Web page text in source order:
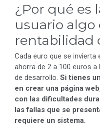
¿Por qué es
usuario algo
rentabilidad
Cada euro que se
ahorra de 2 a 100 euros
de desarrollo. Si tienes
en crear una página
con las dificultades
las fallas que se
requiere un sistema.